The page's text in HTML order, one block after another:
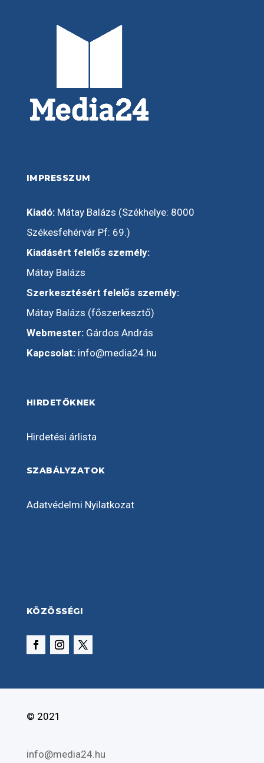
IMPRESSZUM
Kiadó:Mátay Balázs (Székhelye: 8000
Székesfehérvár Pf: 69.)
Kiadásért felelős személy:
Mátay Balázs
Szerkesztésért felelős személy:
Mátay Balázs (főszerkesztő)
Webmester:Gárdos András
Kapcsolat: info@media24.hu
HIRDETŐKNEK
Hirdetési árlista
SZABÁLYZATOK
Adatvédelmi Nyilatkozat
KÖZÖSSÉGI
© 2021
info@media24.hu